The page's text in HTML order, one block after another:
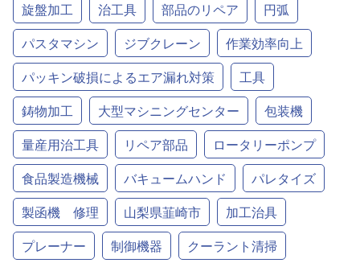
旋盤加工
治工具 部品のリペア
円弧
パスタマシン
ジブクレーン
作業効率向上
パッキン破損によるエア漏れ対策
工具
鋳物加工
大型マシニングセンター
包装機
量産用治工具
リペア部品
ロータリーポンプ
食品製造機械
バキュームハンド
パレタイズ
製函機 修理
山梨県韮崎市
加工治具
プレーナー
制御機器
クーラント清掃